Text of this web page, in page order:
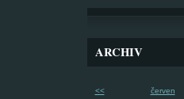
ARCHIV
<< červen